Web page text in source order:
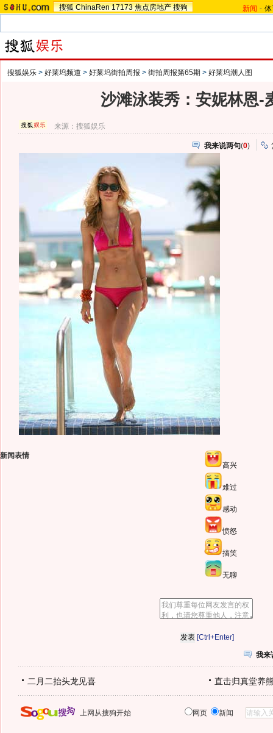
搜狐 ChinaRen 17173 焦点房地产 搜狗 新闻 -
搜狐娱乐 > 好莱坞频道 > 好莱坞街拍周报 > 街拍周报第65期 > 好莱坞潮人图
沙滩泳装秀：安妮林恩-
来源：搜狐娱乐
我来说两句(0)
新闻表情
高兴
难过
感动
愤怒
搞笑
无聊
[Ctrl+Enter]
我来
二月二抬头龙见喜 直击归真堂养
上网从搜狗开始 网页 新闻